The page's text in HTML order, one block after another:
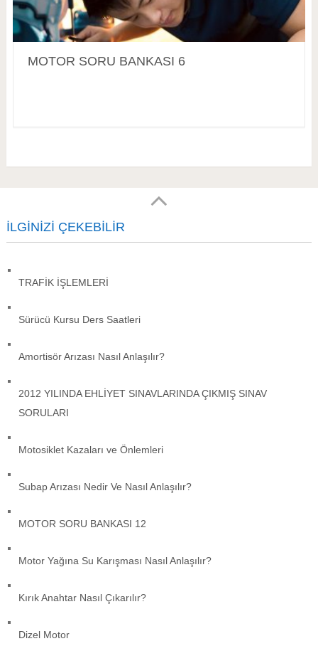
MOTOR SORU BANKASI 6
İLGINIZI ÇEKEBILIR
TRAFİK İŞLEMLERİ
Sürücü Kursu Ders Saatleri
Amortisör Arızası Nasıl Anlaşılır?
2012 YILINDA EHLİYET SINAVLARINDA ÇIKMIŞ SINAV
SORULARI
Motosiklet Kazaları ve Önlemleri
Subap Arızası Nedir Ve Nasıl Anlaşılır?
MOTOR SORU BANKASI 12
Motor Yağına Su Karışması Nasıl Anlaşılır?
Kırık Anahtar Nasıl Çıkarılır?
Dizel Motor